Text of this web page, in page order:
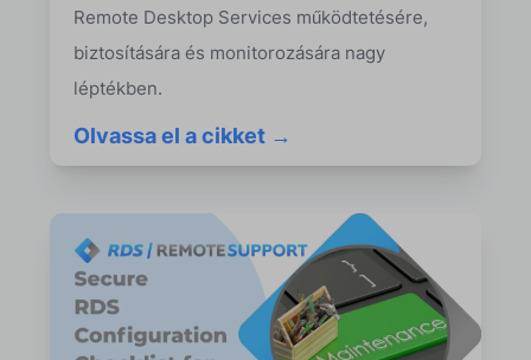
Remote Desktop Services működtetésére,
biztosítására és monitorozására nagy
léptékben.
Olvassa el a cikket →